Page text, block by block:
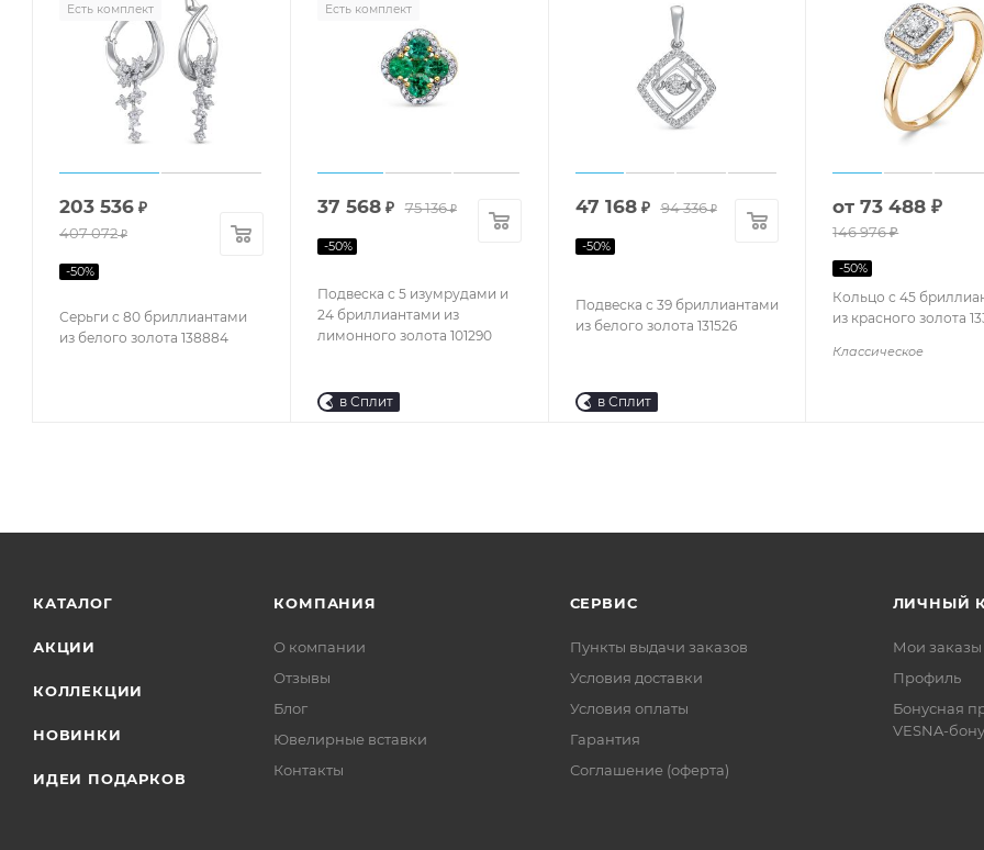
Есть комплект
Серьги с 80 бриллиантами
из белого золота 138884
203 536 ₽
407 072₽
-50%
Есть комплект
Подвеска с 5 изумрудами и
24 бриллиантами из
лимонного золота 101290
37 568₽ 75 136₽
-50%
в Сплит
Подвеска с 39 бриллиантами
из белого золота 131526
47 168₽ 94 336₽
-50%
в Сплит
Кольцо с 45
из красного золота
Классическое
от73 488 ₽
146 976 ₽
-50%
КАТАЛОГ
АКЦИИ
КОЛЛЕКЦИИ
НОВИНКИ
ИДЕИ ПОДАРКОВ
КОМПАНИЯ
О компании
Отзывы
Блог
Ювелирные вставки
Контакты
СЕРВИС
Пункты выдачи заказов
Условия доставки
Условия оплаты
Гарантия
Соглашение (оферта)
ЛИЧНЫЙ
Мои заказы
Профиль
Бонусная
VESNA-